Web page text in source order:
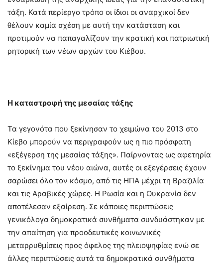
τάξη. Κατά περίεργο τρόπο οι ίδιοι οι αναρχικοί δεν
θέλουν καμία σχέση με αυτή την κατάσταση και
προτιμούν να παπαγαλίζουν την κρατική και πατριωτική
ρητορική των νέων αρχών του Κιέβου.
Η καταστροφή της μεσαίας τάξης
Τα γεγονότα που ξεκίνησαν το χειμώνα του 2013 στο
Κίεβο μπορούν να περιγραφούν ως η πιο πρόσφατη
«εξέγερση της μεσαίας τάξης». Παίρνοντας ως αφετηρία
το ξεκίνημα του νέου αιώνα, αυτές οι εξεγέρσεις έχουν
σαρώσει όλο τον κόσμο, από τις ΗΠΑ μέχρι τη Βραζιλία
και τις Αραβικές χώρες. Η Ρωσία και η Ουκρανία δεν
αποτέλεσαν εξαίρεση. Σε κάποιες περιπτώσεις
γενικόλογα δημοκρατικά συνθήματα συνδυάστηκαν με
την απαίτηση για προοδευτικές κοινωνικές
μεταρρυθμίσεις προς όφελος της πλειοψηφίας ενώ σε
άλλες περιπτώσεις αυτά τα δημοκρατικά συνθήματα